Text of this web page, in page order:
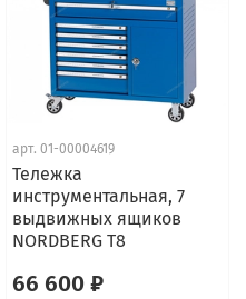
арт. 01-00004619
Тележка
инструментальная, 7
выдвижных ящиков
NORDBERG T8
66 600 ₽